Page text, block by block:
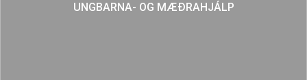
UNGBARNA- OG MÆÐRAHJÁLP